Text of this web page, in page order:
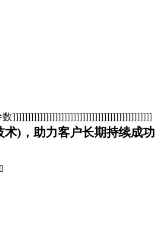
]]]]]]]]]]]]]]]]]]]]]]]]]]]]]]]]]]]]]]]]]]]]]]
)，助力客户长期持续成功